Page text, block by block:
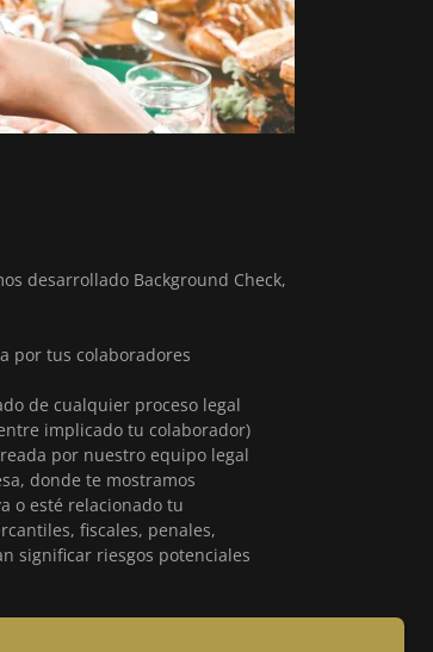
desarrollado Background Check,
por tus colaboradores
de cualquier proceso legal
implicado tu colaborador)
por nuestro equipo legal
donde te mostramos
o esté relacionado tu
fiscales, penales,
significar riesgos potenciales